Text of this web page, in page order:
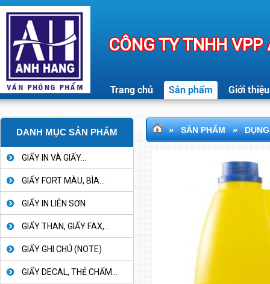
CÔNG TY TNHH
Trang chủ Sản phẩm Giới thiệu
DANH MỤC SẢN PHẨM
GIẤY IN VÀ GIẤY...
GIẤY FORT MÀU, BÌA...
GIẤY IN LIÊN SƠN
GIẤY THAN, GIẤY FAX,...
GIẤY GHI CHÚ (NOTE)
GIẤY DECAL, THẺ CHẤM...
» SẢN PHẨM »